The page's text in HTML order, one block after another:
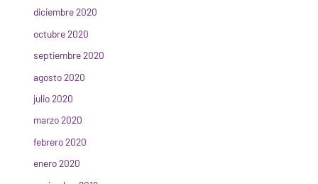
diciembre 2020
octubre 2020
septiembre 2020
agosto 2020
julio 2020
marzo 2020
febrero 2020
enero 2020